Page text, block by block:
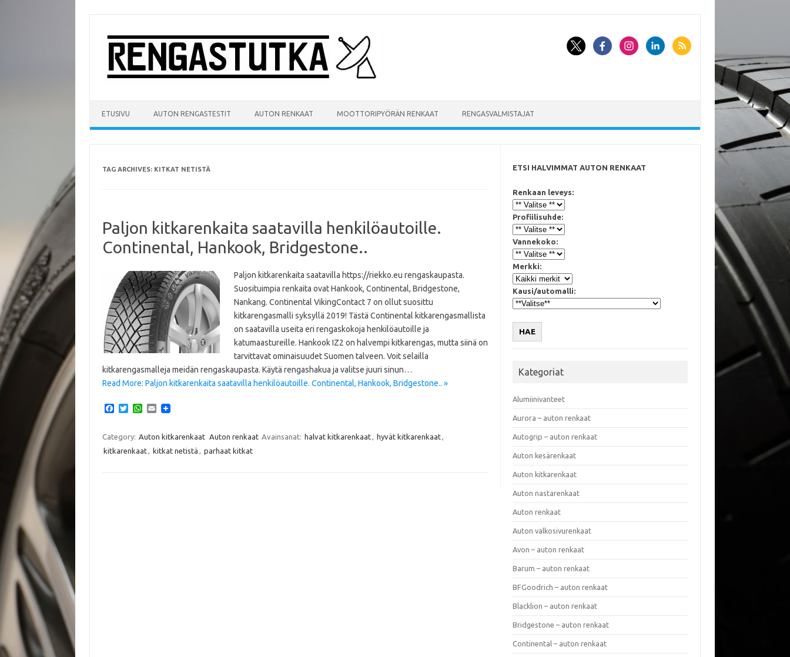
content
ETUSIVU AUTON RENGASTESTIT AUTON RENKAAT MOOTTORIPYÖRÄN RENKAAT RENGASVALMISTAJAT
TAG ARCHIVES: KITKAT NETISTÄ
Paljon kitkarenkaita saatavilla henkilöautoille.
Continental, Hankook, Bridgestone..
Paljon kitkarenkaita saatavilla https://riekko.eu rengaskaupasta.
Suosituimpia renkaita ovat Hankook, Continental, Bridgestone,
Nankang. Continental VikingContact 7 on ollut suosittu
kitkarengasmalli syksyllä 2019! Tästä Continental kitkarengasmallista
on saatavilla useita eri rengaskokoja henkilöautoille ja
katumaastureille. Hankook IZ2 on halvempi kitkarengas, mutta siinä on
tarvittavat ominaisuudet Suomen talveen. Voit selailla
kitkarengasmalleja meidän rengaskaupasta. Käytä rengashakua ja valitse juuri sinun…
Read More: Paljon kitkarenkaita saatavilla henkilöautoille. Continental, Hankook, Bridgestone.. »
e
o
T
t
e
W
t
s
A
E
i
l
Category: Auton kitkarenkaat Auton renkaat Avainsanat: halvat kitkarenkaat, hyvät kitkarenkaat,
kitkarenkaat, kitkat netistä , parhaat kitkat
ETSI HALVIMMAT AUTON RENKAAT
Renkaan leveys:
Profiilisuhde:
Vannekoko:
Merkki:
Kausi/automalli:
HAE
Kategoriat
Alumiinivanteet
Aurora – auton renkaat
Autogrip – auton renkaat
Auton kesärenkaat
Auton kitkarenkaat
Auton nastarenkaat
Auton renkaat
Auton valkosivurenkaat
Avon – auton renkaat
Barum – auton renkaat
BFGoodrich – auton renkaat
Blacklion – auton renkaat
Bridgestone – auton renkaat
Continental – auton renkaat